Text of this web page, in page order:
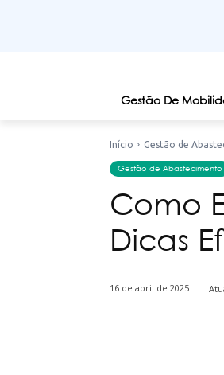
Gestão De
Início Gestão de
Gestão de Abastecimento
Como
Dicas
16 de abril de 2025